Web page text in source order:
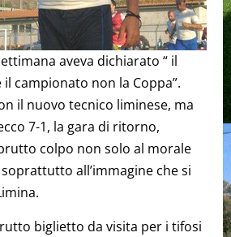
aveva dichiarato “ il
campionato non la Coppa”.
il nuovo tecnico liminese, ma
7-1, la gara di ritorno,
colpo non solo al morale
all’immagine che si
biglietto da visita per i tifosi